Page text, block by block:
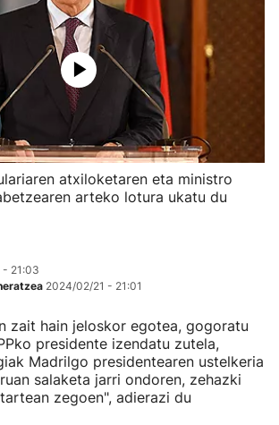
atxiloketaren eta ministro
arteko lotura ukatu du
21:03
2024/02/21 - 21:01
zait hain jeloskor egotea, gogoratu
presidente izendatu zutela,
Madrilgo presidentearen ustelkeria
salaketa jarri ondoren, zehazki
zegoen", adierazi du